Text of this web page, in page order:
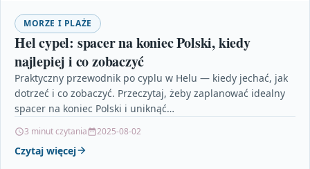
MORZE I PLAŻE
Hel cypel: spacer na koniec Polski, kiedy
najlepiej i co zobaczyć
Praktyczny przewodnik po cyplu w Helu — kiedy jechać, jak
dotrzeć i co zobaczyć. Przeczytaj, żeby zaplanować idealny
spacer na koniec Polski i uniknąć…
3 minut czytania 2025-08-02
Czytaj więcej